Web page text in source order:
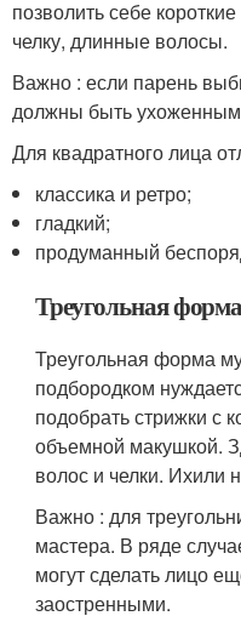
позволить себе
челку, длинные волосы.
Важно : если парень
должны быть
Для квадратного лица
классика и ретро;
гладкий;
продуманный
Треугольная
Треугольная форма
подбородком
подобрать стрижки с
объемной макушкой.
волос и челки. Ихили
Важно : для
мастера. В ряде
могут сделать лицо
заостренными.